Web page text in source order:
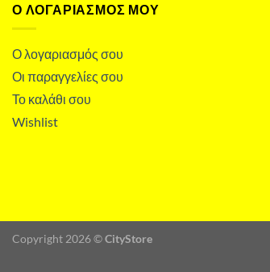
Ο ΛΟΓΑΡΙΑΣΜΌΣ ΜΟΥ
Ο λογαριασμός σου
Οι παραγγελίες σου
Το καλάθι σου
Wishlist
Copyright 2026 ©CityStore